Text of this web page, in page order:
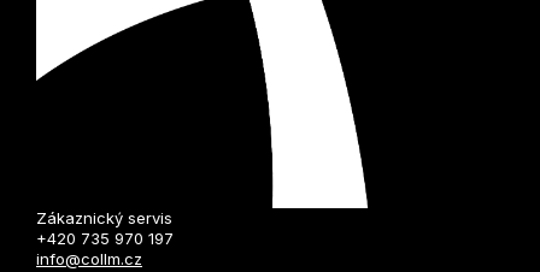
Zákaznický servis
+420 735 970 197
info@collm.cz